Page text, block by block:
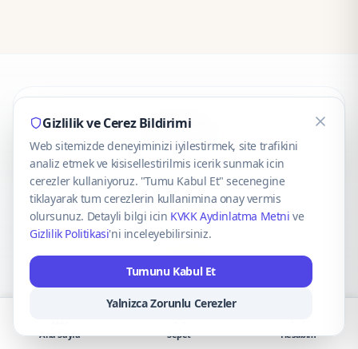
CaseOnn
© 2025 CaseOnn. Tüm hakları saklıdır.
VISA Mastercard
Gizlilik ve Cerez Bildirimi
Web sitemizde deneyiminizi iyilestirmek, site trafikini
analiz etmek ve kisisellestirilmis icerik sunmak icin
cerezler kullaniyoruz. "Tumu Kabul Et" secenegine
tiklayarak tum cerezlerin kullanimina onay vermis
olursunuz. Detayli bilgi icin KVKK Aydinlatma Metni ve
Gizlilik Politikasi'ni inceleyebilirsiniz.
Tumunu Kabul Et
Yalnizca Zorunlu Cerezler
Ana Sayfa Sepet Hesabım